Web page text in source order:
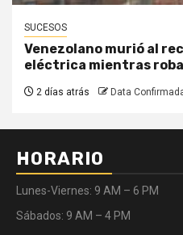
SUCESOS
Venezolano murió al
eléctrica mientras
2 días atrás Data
HORARIO
Lunes-Viernes: 9 AM – 6 PM
Sábados: 9 AM – 4 PM